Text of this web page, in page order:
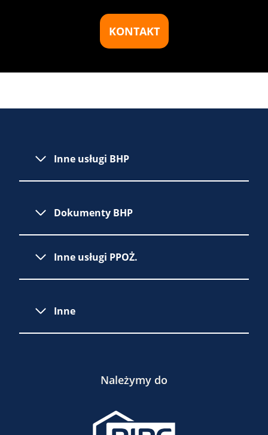
KONTAKT
Inne usługi BHP
Dokumenty BHP
Inne usługi PPOŻ.
Inne
Należymy do